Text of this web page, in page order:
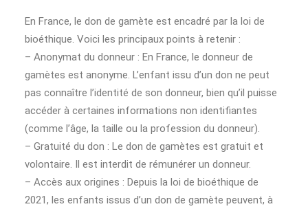
En France, le don de gamète est encadré par la loi de
bioéthique. Voici les principaux points à retenir :
– Anonymat du donneur : En France, le donneur de
gamètes est anonyme. L’enfant issu d’un don ne peut
pas connaître l’identité de son donneur, bien qu’il puisse
accéder à certaines informations non identifiantes
(comme l’âge, la taille ou la profession du donneur).
– Gratuité du don : Le don de gamètes est gratuit et
volontaire. Il est interdit de rémunérer un donneur.
– Accès aux origines : Depuis la loi de bioéthique de
2021, les enfants issus d’un don de gamète peuvent, à